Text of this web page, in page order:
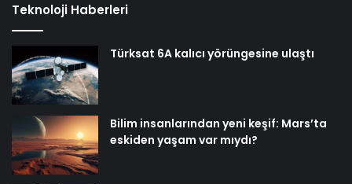
Teknoloji Haberleri
Türksat 6A kalıcı yörüngesine ulaştı
Bilim insanlarından yeni keşif: Mars’ta
eskiden yaşam var mıydı?